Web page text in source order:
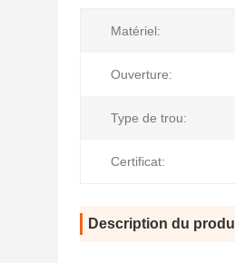
Matériel:
Ouverture:
Type de trou:
Certificat:
Description du